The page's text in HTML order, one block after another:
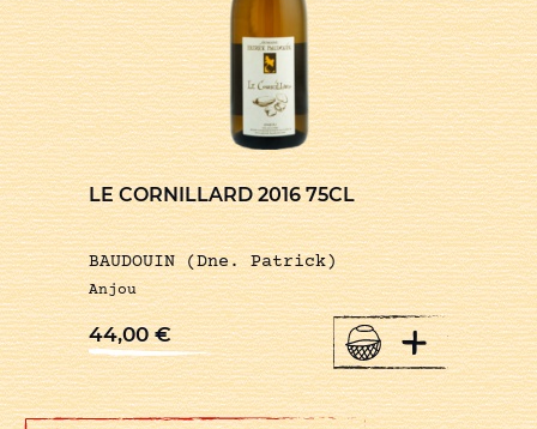
LE CORNILLARD 2016 75CL
BAUDOUIN (Dne. Patrick)
Anjou
44,00€ +